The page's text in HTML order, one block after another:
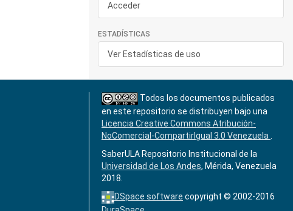
Acceder
ESTADÍSTICAS
Ver Estadísticas de uso
Todos los documentos publicados
en este repositorio se distribuyen bajo una
Licencia Creative Commons Atribución-
NoComercial-CompartirIgual 3.0 Venezuela
SaberULA Repositorio Institucional de la
Universidad de Los Andes, Mérida, Venezuela
2018.
DSpace software copyright © 2002-2016